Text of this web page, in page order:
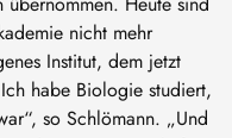
nicht mehr
Institut, dem jetzt
habe Biologie studiert,
so Schlömann. „Und